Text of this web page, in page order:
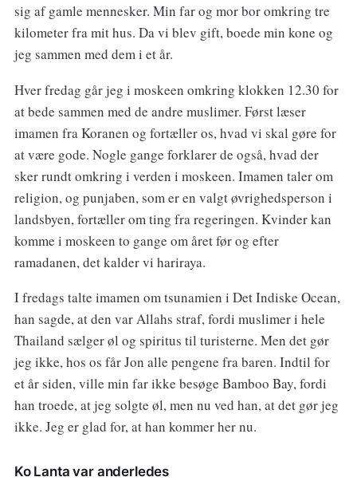
sig af gamle mennesker. Min far og mor bor omkring tre
kilometer fra mit hus. Da vi blev gift, boede min kone og
jeg sammen med dem i et år.
Hver fredag går jeg i moskeen omkring klokken 12.30 for
at bede sammen med de andre muslimer. Først læser
imamen fra Koranen og fortæller os, hvad vi skal gøre for
at være gode. Nogle gange forklarer de også, hvad der
sker rundt omkring i verden i moskeen. Imamen taler om
religion, og punjaben, som er en valgt øvrighedsperson i
landsbyen, fortæller om ting fra regeringen. Kvinder kan
komme i moskeen to gange om året før og efter
ramadanen, det kalder vi hariraya.
I fredags talte imamen om tsunamien i Det Indiske Ocean,
han sagde, at den var Allahs straf, fordi muslimer i hele
Thailand sælger øl og spiritus til turisterne. Men det gør
jeg ikke, hos os får Jon alle pengene fra baren. Indtil for
et år siden, ville min far ikke besøge Bamboo Bay, fordi
han troede, at jeg solgte øl, men nu ved han, at det gør jeg
ikke. Jeg er glad for, at han kommer her nu.
Ko Lanta var anderledes